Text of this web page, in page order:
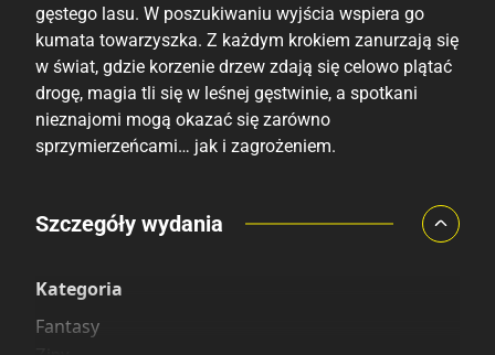
gęstego lasu. W poszukiwaniu wyjścia wspiera go
kumata towarzyszka. Z każdym krokiem zanurzają się
w świat, gdzie korzenie drzew zdają się celowo plątać
drogę, magia tli się w leśnej gęstwinie, a spotkani
nieznajomi mogą okazać się zarówno
sprzymierzeńcami… jak i zagrożeniem.
Porównaj ceny
Szczegóły wydania
Kategoria
Fantasy